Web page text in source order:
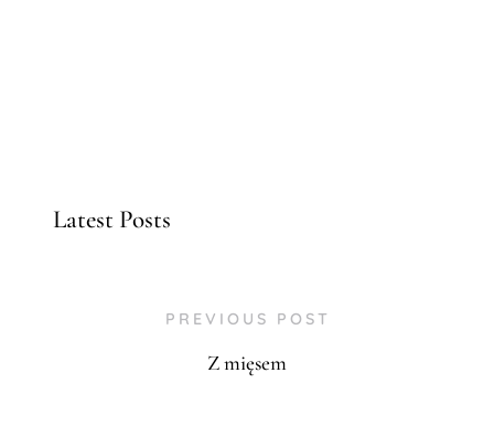
Latest Posts
PREVIOUS POST
Z mięsem